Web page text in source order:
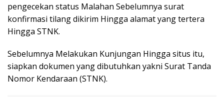
pengecekan status Malahan Sebelumnya surat
konfirmasi tilang dikirim Hingga alamat yang tertera
Hingga STNK.
Sebelumnya Melakukan Kunjungan Hingga situs itu,
siapkan dokumen yang dibutuhkan yakni Surat Tanda
Nomor Kendaraan (STNK).